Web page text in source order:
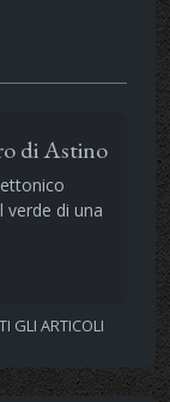
di Astino
verde di una
GLI ARTICOLI